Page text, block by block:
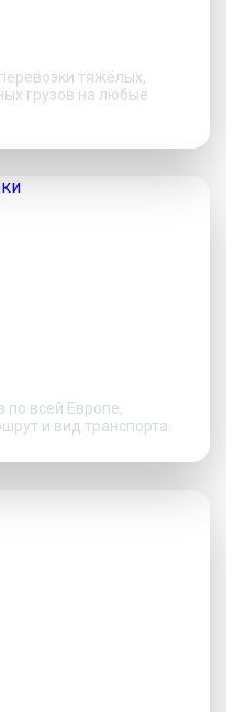
тяжёлых,
грузов на любые
по всей Европе,
и вид транспорта.